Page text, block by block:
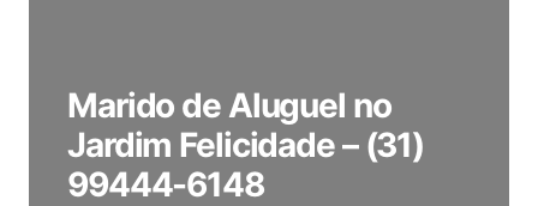
Marido de Aluguel no
Jardim Felicidade – (31)
99444-6148